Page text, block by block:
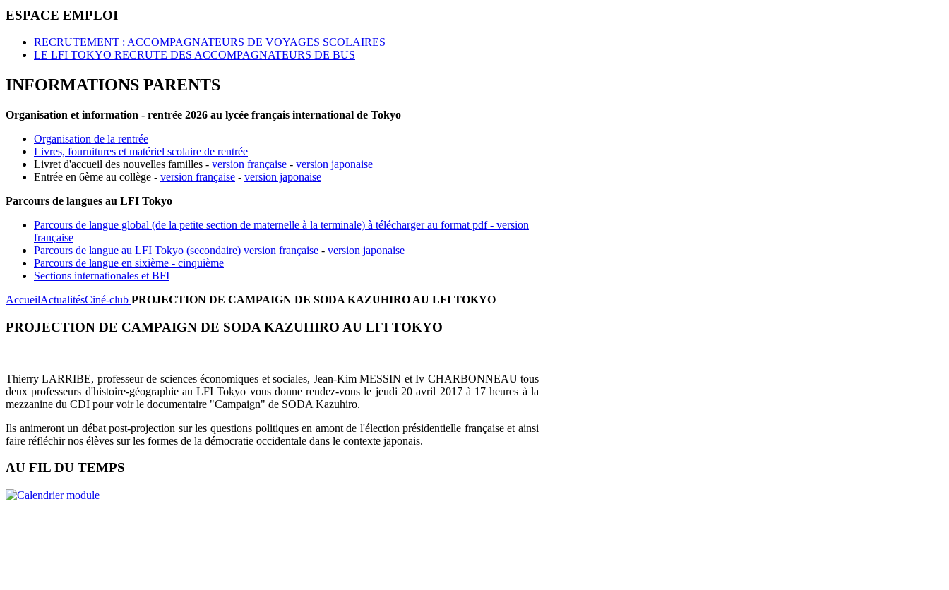
ESPACE EMPLOI
RECRUTEMENT : ACCOMPAGNATEURS DE VOYAGES SCOLAIRES
LE LFI TOKYO RECRUTE DES ACCOMPAGNATEURS DE BUS
INFORMATIONS PARENTS
Organisation et information - rentrée 2026 au lycée français international de Tokyo
Organisation de la rentrée
Livres, fournitures et matériel scolaire de rentrée
Livret d'accueil des nouvelles familles - version française - version japonaise
Entrée en 6ème au collège - version française - version japonaise
Parcours de langues au LFI Tokyo
Parcours de langue global (de la petite section de maternelle à la terminale) à télécharger au format pdf - version
française
Parcours de langue au LFI Tokyo (secondaire) version française - version japonaise
Parcours de langue en sixième - cinquième
Sections internationales et BFI
AccueilActualitésCiné-club PROJECTION DE CAMPAIGN DE SODA KAZUHIRO AU LFI TOKYO
PROJECTION DE CAMPAIGN DE SODA KAZUHIRO AU LFI TOKYO
Thierry LARRIBE, professeur de sciences économiques et sociales, Jean-Kim MESSIN et Iv CHARBONNEAU tous
deux professeurs d'histoire-géographie au LFI Tokyo vous donne rendez-vous le jeudi 20 avril 2017 à 17 heures à la
mezzanine du CDI pour voir le documentaire "Campaign" de SODA Kazuhiro.
Ils animeront un débat post-projection sur les questions politiques en amont de l'élection présidentielle française et ainsi
faire réfléchir nos élèves sur les formes de la démocratie occidentale dans le contexte japonais.
AU FIL DU TEMPS